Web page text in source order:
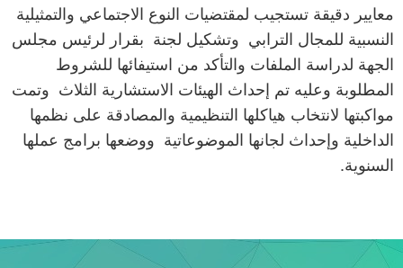
معايير دقيقة تستجيب لمقتضيات النوع الاجتماعي والتمثيلية
النسبية للمجال الترابي وتشكيل لجنة بقرار لرئيس مجلس
الجهة لدراسة الملفات والتأكد من استيفائها للشروط
المطلوبة وعليه تم إحداث الهيئات الاستشارية الثلاث وتمت
مواكبتها لانتخاب هياكلها التنظيمية والمصادقة على نظمها
الداخلية وإحداث لجانها الموضوعاتية ووضعها برامج عملها
السنوية.